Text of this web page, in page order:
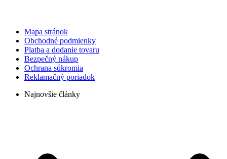
Mapa stránok
Obchodné podmienky
Platba a dodanie tovaru
Bezpečný nákup
Ochrana súkromia
Reklamačný poriadok
Najnovšie články